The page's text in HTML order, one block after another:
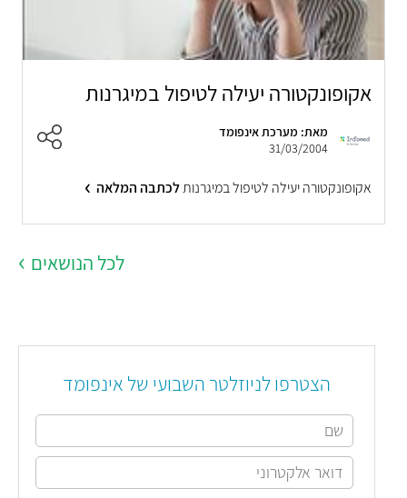
אקופונקטורה יעילה לטיפול במיגרנות
מאת: מערכת אינפומד
31/03/2004
אקופונקטורה יעילה לטיפול במיגרנותלכתבה המלאה
לכל הנושאים
הצטרפו לניוזלטר השבועי של אינפומד